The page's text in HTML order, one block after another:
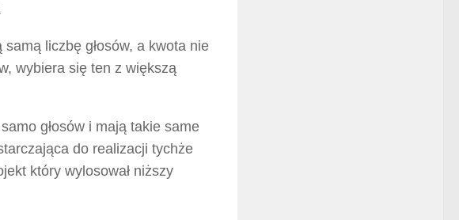
liczbę głosów, a kwota nie
wybiera się ten z większą
głosów i mają takie same
do realizacji tychże
który wylosował niższy